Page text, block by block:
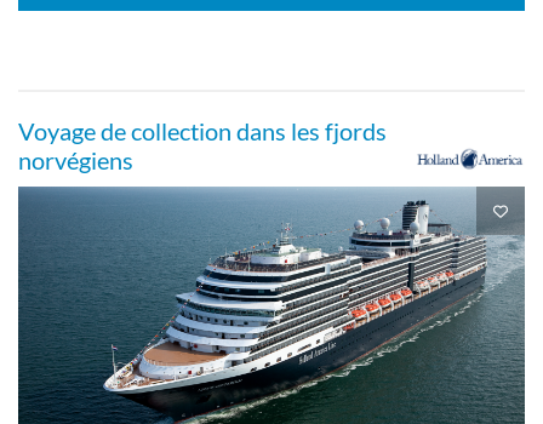
Voyage de collection dans les fjords
norvégiens